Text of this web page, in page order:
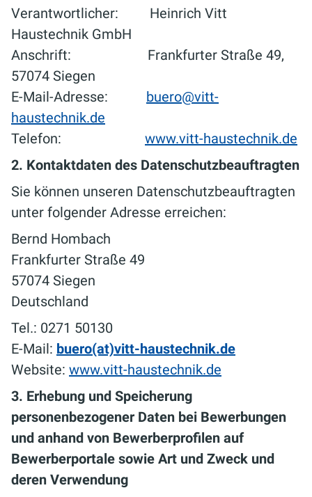
Verantwortlicher: Heinrich Vitt
Haustechnik GmbH
Anschrift: Frankfurter Straße 49,
57074 Siegen
E-Mail-Adresse: buero@vitt-
haustechnik.de
Telefon: www.vitt-haustechnik.de
2. Kontaktdaten des Datenschutzbeauftragten
Sie können unseren Datenschutzbeauftragten
unter folgender Adresse erreichen:
Bernd Hombach
Frankfurter Straße 49
57074 Siegen
Deutschland
Tel.: 0271 50130
E-Mail: buero(at)vitt-haustechnik.de
Website: www.vitt-haustechnik.de
3. Erhebung und Speicherung
personenbezogener Daten bei Bewerbungen
und anhand von Bewerberprofilen auf
Bewerberportale sowie Art und Zweck und
deren Verwendung